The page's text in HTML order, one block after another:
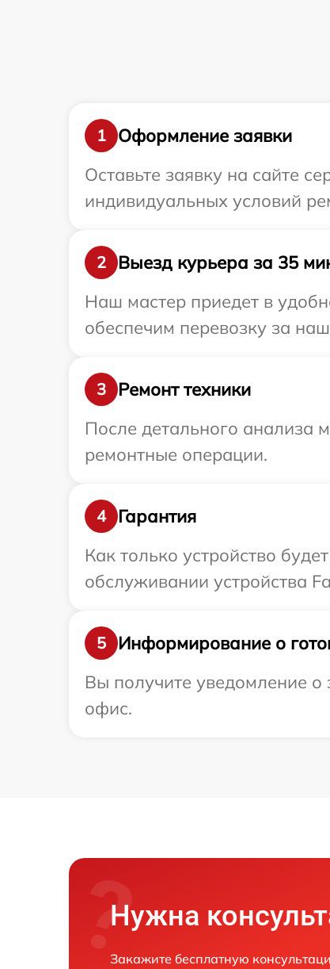
1
Оформление заявки
Оставьте заявку на сайте
индивидуальных условий
2
Выезд курьера за 35
Наш мастер приедет в
обеспечим перевозку за
3
Ремонт техники
После детального анализа
ремонтные операции.
4
Гарантия
Как только устройство
обслуживании устройства
5
Информирование о
Вы получите уведомление о
офис.
Нужна
Закажите бесплатную